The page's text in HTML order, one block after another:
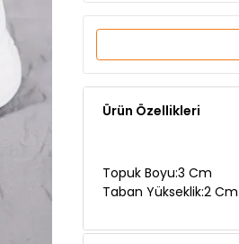
Taban Yükseklik:2 Cm